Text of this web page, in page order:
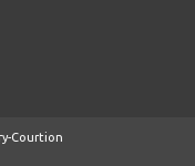
Courtion